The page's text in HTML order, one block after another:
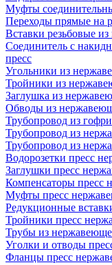
Муфты
Переходы прямые на
Вставки резьбовые
Соединитель с
пресс
Угольники из
Тройники из
Заглушка из
Обводы из
Трубопровод из
Трубопровод из
Трубопровод из
Водорозетки пресс
Заглушки пресс
Компенсаторы пресс
Муфты пресс
Редукционные
Тройники пресс
Трубы из
Уголки и отводы
Фланцы пресс